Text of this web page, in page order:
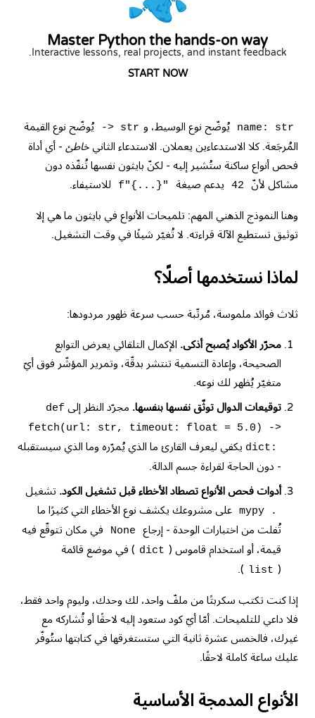
Master Python the hands-on way
Interactive lessons, real projects, and instant feedback.
START NOW
name: str يُوضّح نوع الوسيط، و -> str
يُوضّح نوع القيمة
المُرجَعة. كلا الاستدعاءين يعملان. الاستدعاء الثاني خاطئ - أي أداة
فحص أنواع ساكنة ستُشير إليه - لكنّ بايثون نفسها تُنفّذه دون
مشاكل لأنّ
42 يدعم صيغة f"{...}" للاستيفاء.
وهنا النموذج الذهني المهم: تلميحات الأنواع في بايثون ما هي إلا
توثيق تستطيع الآلة قراءته. لا تُغيّر شيئًا في وقت التشغيل.
لماذا نستخدمها أصلًا؟
ثلاث فوائد ملموسة، مُرتّبة حسب سرعة ظهور مردودها:
محرّر الأكواد يُصبح أذكى. الإكمال التلقائي يعرض التوابع
الصحيحة، وإعادة التسمية تنتشر بدقّة، وتمرير المؤشّر فوق أيّ
متغيّر يُظهر لك نوعه.
توقيعات الدوال توثّق نفسها بنفسها. مجرّد النظر إلى def
fetch(url: str, timeout: float = 5.0) ->
dict: يكفي ليعرف القارئ ما الذي يُمرّره وما الذي سيستقبله
- دون الحاجة لقراءة جسم الدالة.
أدوات فحص الأنواع تصطاد الأخطاء قبل تشغيل الكود. تشغيل
mypy . على مشروعك يكشف نوع الأخطاء التي كثيرًا ما
تُفلت من اختبارات الوحدة - إرجاع
None
في مكان تتوقّع فيه
قيمة، أو استخدام قاموس ( dict ) في موضع قائمة
(
list
).
إذا كنت تكتب سكربتًا من ملفّ واحد، لك وحدك، وليوم واحد فقط،
فلا داعي للتلميحات. أمّا أيّ كود ستعود إليه لاحقًا أو تُشاركه مع
غيرك، فالخمس عشرة ثانية التي ستستغرقها في كتابتها ستُوفّر
عليك ساعة كاملة لاحقًا.
الأنواع المدمجة الأساسية